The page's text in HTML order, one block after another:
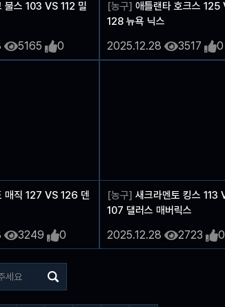
불스 103 VS 112 밀
5165 0
[농구] 애틀랜타 호크스 125
128 뉴욕 닉스
2025.12.28 3517 0
매직 127 VS 126 덴
3249 0
[농구] 새크라멘토 킹스 113
107 댈러스 매버릭스
2025.12.28 2723 0